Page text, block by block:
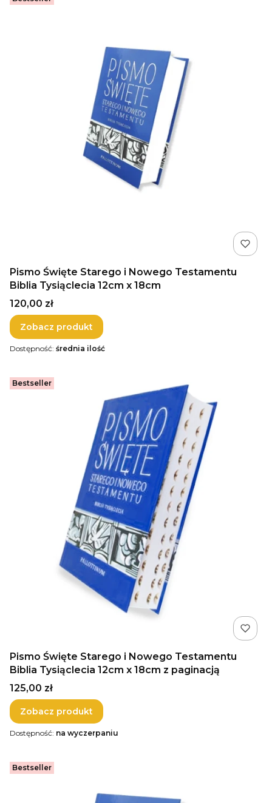
Pismo Święte Starego i Nowego Testamentu
Biblia Tysiąclecia 12cm x 18cm
Cena
120,00 zł
Zobacz produkt
Dostępność: średnia ilość
Bestseller
Pismo Święte Starego i Nowego Testamentu
Biblia Tysiąclecia 12cm x 18cm z paginacją
Cena
125,00 zł
Zobacz produkt
Dostępność: na wyczerpaniu
Bestseller